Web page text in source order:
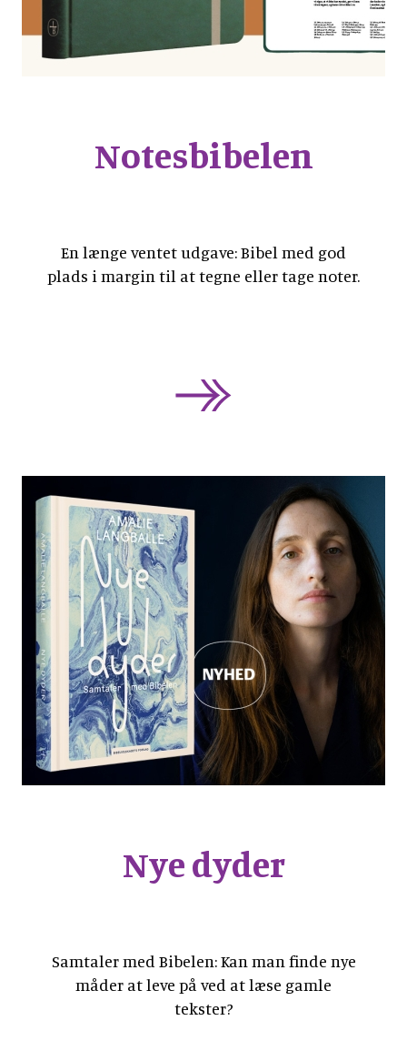
Notesbibelen
En længe ventet udgave: Bibel med god
plads i margin til at tegne eller tage noter.
Nye dyder
Samtaler med Bibelen: Kan man finde nye
måder at leve på ved at læse gamle
tekster?